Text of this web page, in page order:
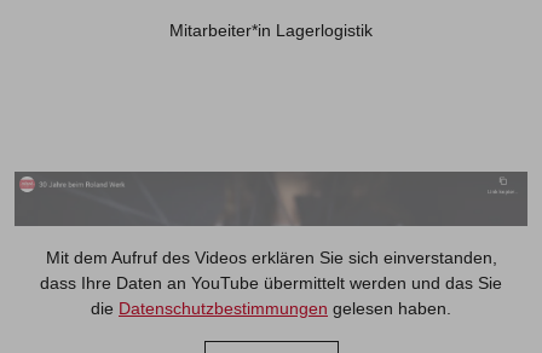
Mitarbeiter*in Lagerlogistik
Mit dem Aufruf des Videos erklären Sie sich einverstanden,
dass Ihre Daten an YouTube übermittelt werden und das Sie
die Datenschutzbestimmungen gelesen haben.